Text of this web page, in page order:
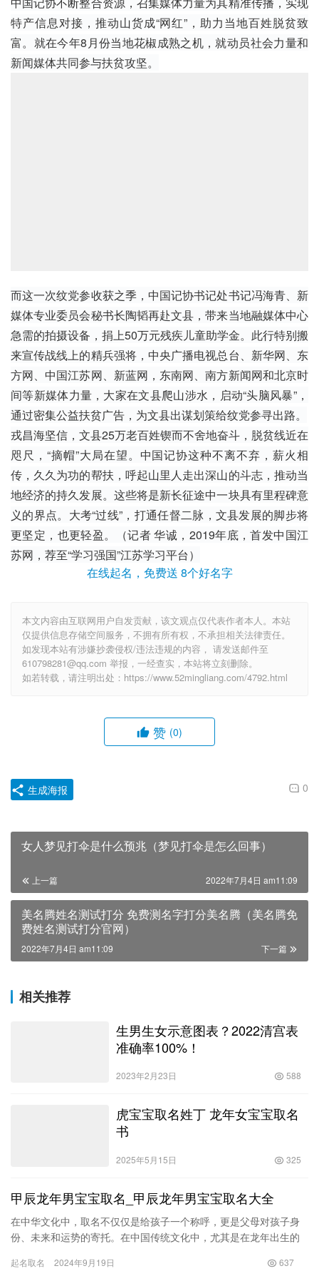
特产信息对接，推动山货成“网红”，助力当地百姓脱贫致
富。就在今年8月份当地花椒成熟之机，就动员社会力量和
新闻媒体共同参与扶贫攻坚。
而这一次纹党参收获之季，中国记协书记处书记冯海青、新
媒体专业委员会秘书长陶韬再赴文县，带来当地融媒体中心
急需的拍摄设备，捐上50万元残疾儿童助学金。此行特别搬
来宣传战线上的精兵强将， 中央广播电视总台、 新华网、东
方网、中国江苏网、新蓝网，东南网、南方新闻网和北京时
间等新媒体力量，大家在文县爬山涉水，启动“头脑风暴”，
通过密集公益扶贫广告，为文县出谋划策给纹党参寻出路。
戎昌海坚信，文县25万老百姓锲而不舍地奋斗， 脱贫线近在
咫尺，“摘帽”大局在望。中国记协这种不离不弃，薪火相
传，久久为功的帮扶，呼起山里人走出深山的斗志，推动当
地经济的持久发展。这些将是新长征途中一块具有里程碑意
义的界点。大考“过线”， 打通任督二脉 ，文县发展的脚步将
更坚定，也更轻盈。（记者 华诚，2019年底，首发中国江
苏网，荐至“学习强国”江苏学习平台）
在线起名，免费送 8个好名字
本文内容由互联网用户自发贡献，该文观点仅代表作者本人。本站
仅提供信息存储空间服务，不拥有所有权，不承担相关法律责任。
如发现本站有涉嫌抄袭侵权/违法违规的内容， 请发送邮件至
610798281@qq.com 举报，一经查实，本站将立刻删除。
如若转载，请注明出处：https://www.52mingliang.com/4792.html
赞 (0)
0
生成海报
女人梦见打伞是什么预兆（梦见打伞是怎么回事）
上一篇 2022年7月4日 am11:09
美名腾姓名测试打分 免费测名字打分美名腾（美名腾免
费姓名测试打分官网）
下一篇
2022年7月4日 am11:09
相关推荐
生男生女示意图表？2022清宫表
准确率100%！
2023年2月23日 588
虎宝宝取名姓丁 龙年女宝宝取名
书
2025年5月15日 325
甲辰龙年男宝宝取名_甲辰龙年男宝宝取名大全
在中华文化中，取名不仅仅是给孩子一个称呼，更是父母对孩子身
份、未来和运势的寄托。在中国传统文化中，尤其是在龙年出生的
名字。…
起名取名 2024年9月19日 637